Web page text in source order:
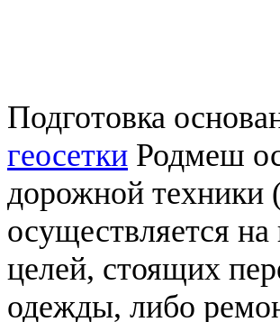
Подготовка
геосетки Родмеш
дорожной техники
осуществляется
целей, стоящих
одежды, либо